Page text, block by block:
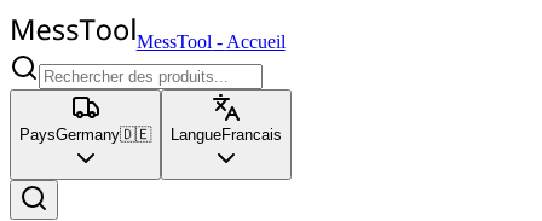
MessTool - Accueil
PaysGermany🇩🇪 LangueFrancais